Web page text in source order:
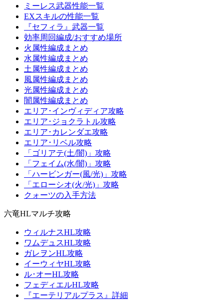
ミーレス武器性能一覧
EXスキルの性能一覧
『セフィラ』武器一覧
効率周回編成/おすすめ場所
火属性編成まとめ
水属性編成まとめ
土属性編成まとめ
風属性編成まとめ
光属性編成まとめ
闇属性編成まとめ
エリア･インヴィディア攻略
エリア･ジョクラトル攻略
エリア･カレンダエ攻略
エリア･リベル攻略
「ゴリアテ(土/闇)」攻略
「フェイム(水/闇)」攻略
「ハービンガー(風/光)」攻略
「エローシオ(火/光)」攻略
クォーツの入手方法
六竜HLマルチ攻略
ウィルナスHL攻略
ワムデュスHL攻略
ガレヲンHL攻略
イーウィヤHL攻略
ル･オーHL攻略
フェディエルHL攻略
『エーテリアルプラス』詳細